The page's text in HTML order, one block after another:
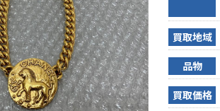
買取地域
品物
買取価格